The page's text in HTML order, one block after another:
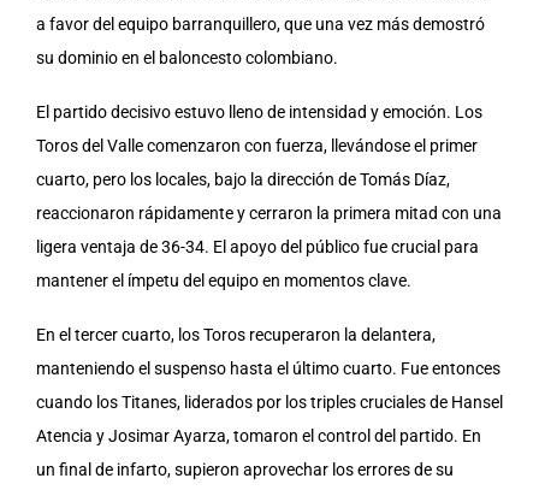
a favor del equipo barranquillero, que una vez más demostró
su dominio en el baloncesto colombiano.
El partido decisivo estuvo lleno de intensidad y emoción. Los
Toros del Valle comenzaron con fuerza, llevándose el primer
cuarto, pero los locales, bajo la dirección de Tomás Díaz,
reaccionaron rápidamente y cerraron la primera mitad con una
ligera ventaja de 36-34. El apoyo del público fue crucial para
mantener el ímpetu del equipo en momentos clave.
En el tercer cuarto, los Toros recuperaron la delantera,
manteniendo el suspenso hasta el último cuarto. Fue entonces
cuando los Titanes, liderados por los triples cruciales de Hansel
Atencia y Josimar Ayarza, tomaron el control del partido. En
un final de infarto, supieron aprovechar los errores de su